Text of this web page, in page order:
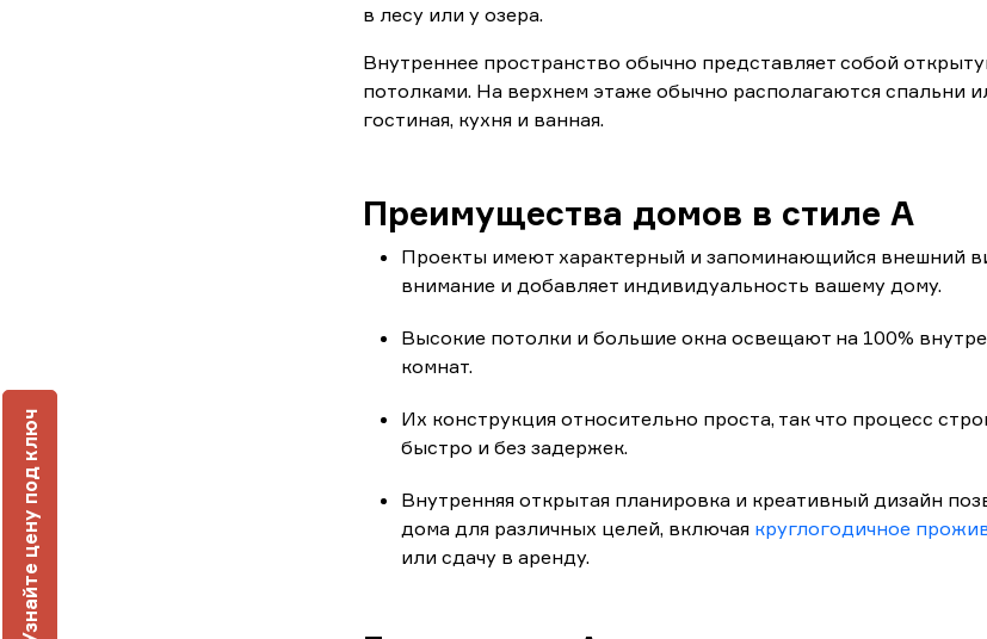
в лесу или у озера.
Внутреннее пространство обычно представляет собой
потолками. На верхнем этаже обычно располагаются спальни
гостиная, кухня и ванная.
Преимущества домов в стиле А
Проекты имеют характерный и запоминающийся внешний
внимание и добавляет индивидуальность вашему дому.
Высокие потолки и большие окна освещают на 100%
комнат.
Их конструкция относительно проста, так что процесс
быстро и без задержек.
Внутренняя открытая планировка и креативный дизайн
дома для различных целей, включая круглогодичное
или сдачу в аренду.
У
з
н
а
й
т
е
ц
е
н
у
п
о
д
к
л
ю
ч